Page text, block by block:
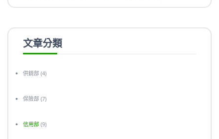
文章分類
供銷部 (4)
保險部 (7)
信用部 (9)